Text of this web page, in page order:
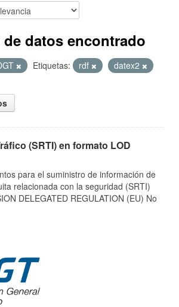
datos encontrado
Etiquetas: rdf
datex2
(SRTI) en formato LOD
para el suministro de información de
relacionada con la seguridad (SRTI)
DELEGATED REGULATION (EU) No